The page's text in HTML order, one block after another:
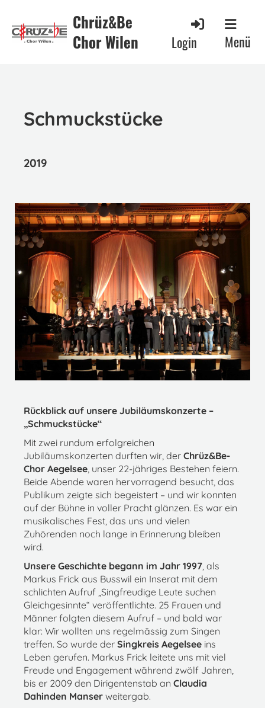
Chrüz&Be
Chor Wilen
Login Menü
Schmuckstücke
2019
Rückblick auf unsere Jubiläumskonzerte –
„Schmuckstücke“
Mit zwei rundum erfolgreichen
Jubiläumskonzerten durften wir, der Chrüz&Be-
Chor Aegelsee , unser 22-jähriges Bestehen feiern.
Beide Abende waren hervorragend besucht, das
Publikum zeigte sich begeistert – und wir konnten
auf der Bühne in voller Pracht glänzen. Es war ein
musikalisches Fest, das uns und vielen
Zuhörenden noch lange in Erinnerung bleiben
wird.
Unsere Geschichte begann im Jahr 1997 , als
Markus Frick aus Busswil ein Inserat mit dem
schlichten Aufruf „Singfreudige Leute suchen
Gleichgesinnte“ veröffentlichte. 25 Frauen und
Männer folgten diesem Aufruf – und bald war
klar: Wir wollten uns regelmässig zum Singen
treffen. So wurde der Singkreis Aegelsee ins
Leben gerufen. Markus Frick leitete uns mit viel
Freude und Engagement während zwölf Jahren,
bis er 2009 den Dirigentenstab an Claudia
Dahinden Manser weitergab.